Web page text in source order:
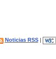
Noticias RSS|